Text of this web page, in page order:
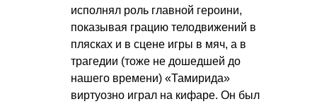
исполнял роль главной героини,
показывая грацию телодвижений в
плясках и в сцене игры в мяч, а в
трагедии (тоже не дошедшей до
нашего времени) «Тамирида»
виртуозно играл на кифаре. Он был